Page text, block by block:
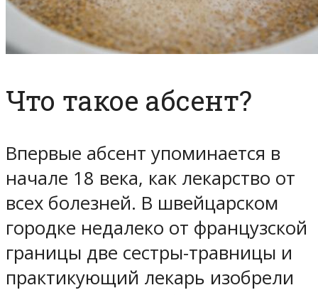
Что такое абсент?
Впервые абсент упоминается в
начале 18 века, как лекарство от
всех болезней. В швейцарском
городке недалеко от французской
границы две сестры-травницы и
практикующий лекарь изобрели